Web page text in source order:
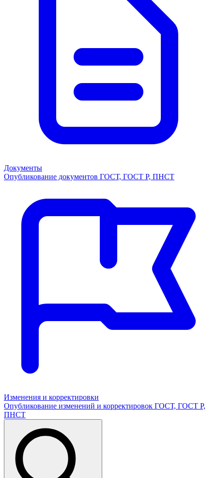
Документы
Опубликование документов ГОСТ, ГОСТ Р, ПНСТ
Изменения и корректировки
Опубликование изменений и корректировок ГОСТ, ГОСТ Р,
ПНСТ